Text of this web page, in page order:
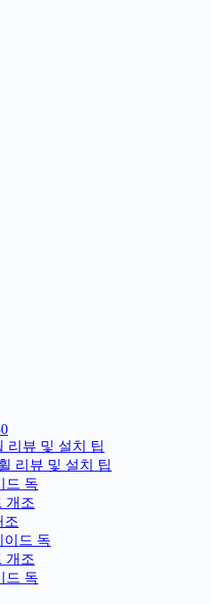
리뷰 및 설치 팁
리뷰 및 설치 팁
드 독
개조
조
이드 독
개조
드 독